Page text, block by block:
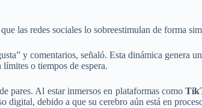
las redes sociales lo sobreestimulan de forma
y comentarios, señaló. Esta dinámica genera
o tiempos de espera.
pares. Al estar inmersos en plataformas como
debido a que su cerebro aún está en